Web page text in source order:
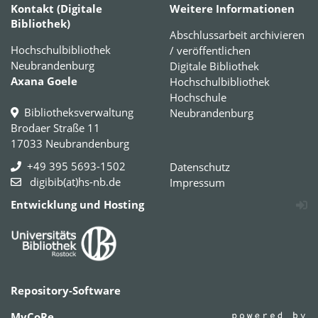
Kontakt (Digitale
Bibliothek)
Hochschulbibliothek
Neubrandenburg
Axana Goele
Bibliotheksverwaltung
Brodaer Straße 11
17033 Neubrandenburg
+49 395 5693-1502
digibib(at)hs-nb.de
Weitere Informationen
Abschlussarbeit archivieren
/ veröffentlichen
Digitale Bibliothek
Hochschulbibliothek
Hochschule
Neubrandenburg
Datenschutz
Impressum
Entwicklung und Hosting
Repository-Software